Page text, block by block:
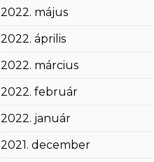
2022. május
2022. április
2022. március
2022. február
2022. január
2021. december